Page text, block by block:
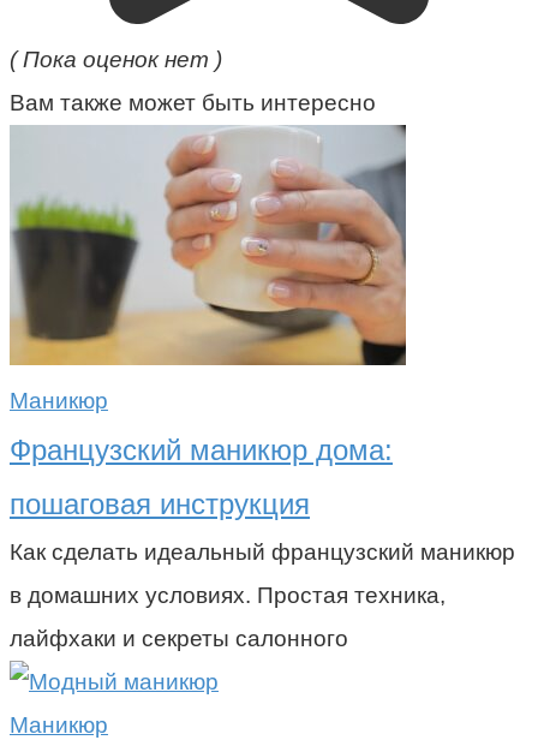
( Пока оценок нет )
Вам также может быть интересно
Маникюр
Французский маникюр дома:
пошаговая инструкция
Как сделать идеальный французский маникюр
в домашних условиях. Простая техника,
лайфхаки и секреты салонного
Маникюр